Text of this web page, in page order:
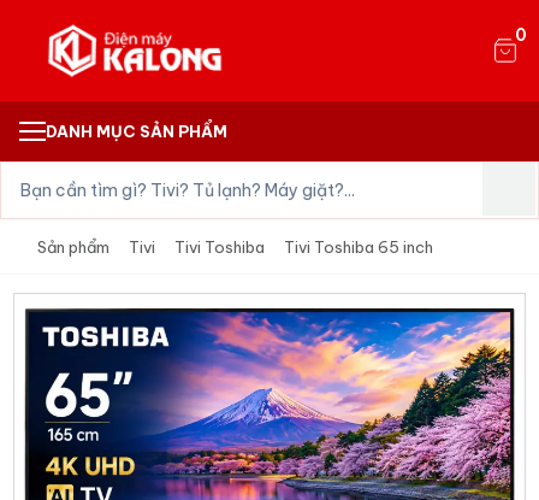
0
DANH MỤC SẢN PHẨM
Sản phẩm Tivi Tivi Toshiba Tivi Toshiba 65 inch